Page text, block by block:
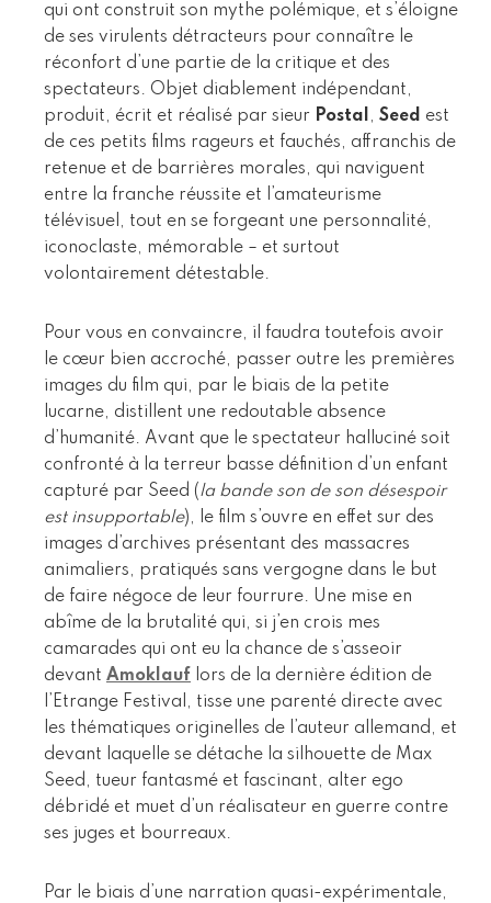
qui ont construit son mythe polémique, et s’éloigne
de ses virulents détracteurs pour connaître le
réconfort d’une partie de la critique et des
spectateurs. Objet diablement indépendant,
produit, écrit et réalisé par sieur Postal , Seed est
de ces petits films rageurs et fauchés, affranchis de
retenue et de barrières morales, qui naviguent
entre la franche réussite et l’amateurisme
télévisuel, tout en se forgeant une personnalité,
iconoclaste, mémorable – et surtout
volontairement détestable.
Pour vous en convaincre, il faudra toutefois avoir
le cœur bien accroché, passer outre les premières
images du film qui, par le biais de la petite
lucarne, distillent une redoutable absence
d’humanité. Avant que le spectateur halluciné soit
confronté à la terreur basse définition d’un enfant
capturé par Seed (la bande son de son désespoir
est insupportable), le film s’ouvre en effet sur des
images d’archives présentant des massacres
animaliers, pratiqués sans vergogne dans le but
de faire négoce de leur fourrure. Une mise en
abîme de la brutalité qui, si j’en crois mes
camarades qui ont eu la chance de s’asseoir
devant Amoklauf lors de la dernière édition de
l’Etrange Festival, tisse une parenté directe avec
les thématiques originelles de l’auteur allemand, et
devant laquelle se détache la silhouette de Max
Seed, tueur fantasmé et fascinant, alter ego
débridé et muet d’un réalisateur en guerre contre
ses juges et bourreaux.
Par le biais d’une narration quasi-expérimentale,